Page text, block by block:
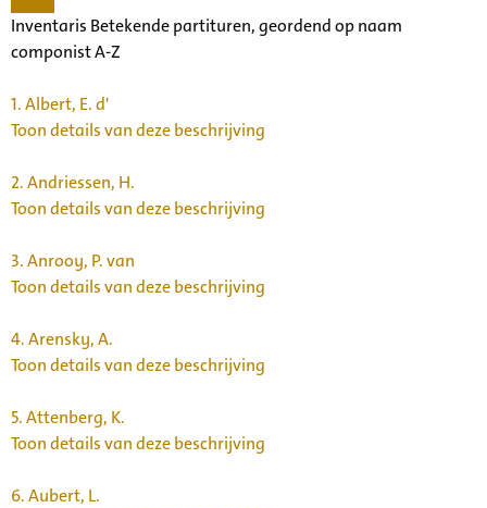
Inventaris Betekende partituren, geordend op naam
componist A-Z
1.Albert, E. d'
Toon details van deze beschrijving
2.Andriessen, H.
Toon details van deze beschrijving
3.Anrooy, P. van
Toon details van deze beschrijving
4.Arensky, A.
Toon details van deze beschrijving
5.Attenberg, K.
Toon details van deze beschrijving
6.Aubert, L.